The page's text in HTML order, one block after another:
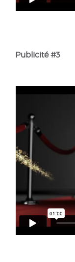
Publicité #3